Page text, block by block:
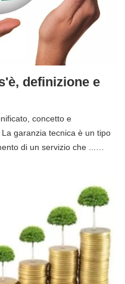
definizione e
concetto e
garanzia tecnica è un tipo
di un servizio che ...…